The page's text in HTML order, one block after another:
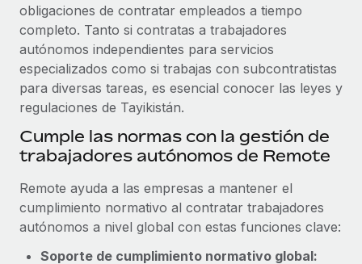
Pregunta a un experto
Obtén ayuda de gente experta en RR. HH. globales
y cumplimiento normativo.
Comprobaciones de antecedentes
Simplifica los procesos de cribado de candidatos.
Cumplimiento normativo
Adelántate a los riesgos de cumplimiento
Gestión de dispositivos
Proporciona dispositivos tecnológicos y contrólalos
en todo el mundo.
CASOS PRÁCTICOS
Consulta todos los recursos
Nómina global
Contractor Management
Impuestos
Explora el blog
obligaciones de contratar empleados a tiempo
completo. Tanto si contratas a trabajadores
autónomos independientes para servicios
especializados como si trabajas con subcontratistas
para diversas tareas, es esencial conocer las leyes y
regulaciones de Tayikistán.
Cumple las normas con la gestión de
trabajadores autónomos de Remote
Remote ayuda a las empresas a mantener el
cumplimiento normativo al contratar trabajadores
autónomos a nivel global con estas funciones clave:
Soporte de cumplimiento normativo global: